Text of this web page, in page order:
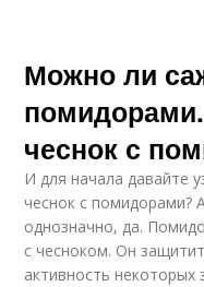
Можно ли
чеснок с
И для начала давайте
чеснок с помидорами?
однозначно, да.
с чесноком. Он
активность некоторых